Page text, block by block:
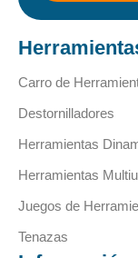
Carro de
Destornilladores
Herramientas
Herramientas
Juegos de
Tenazas